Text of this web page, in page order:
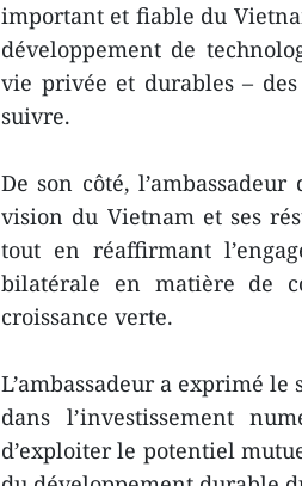
important et fiable du
développement de
vie privée et durables –
suivre.
De son côté,
vision du Vietnam et ses
tout en réaffirmant
bilatérale en matière de
croissance verte.
L’ambassadeur a exprimé
dans l’investissement
d’exploiter le potentiel